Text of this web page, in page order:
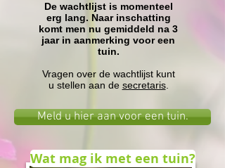
De wachtlijst is momenteel
erg lang. Naar inschatting
komt men nu gemiddeld na 3
jaar in aanmerking voor een
tuin.
Vragen over de wachtlijst kunt
u stellen aan de secretaris.
Meld u hier aan voor een tuin.
Wat mag ik met een tuin?